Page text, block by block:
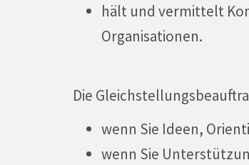
hält und vermittelt
Organisationen.
Die
wenn Sie Ideen,
wenn Sie